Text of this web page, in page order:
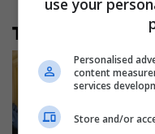
Të tjera nga
use your
Personalised
content
services
Store and/or